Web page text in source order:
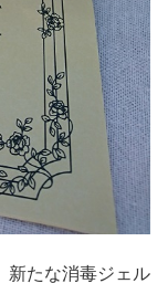
新たな消毒ジェル